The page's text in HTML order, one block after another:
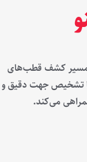
مسیر کشف قطب‌های
تشخیص جهت دقیق و
‌می‌کند.